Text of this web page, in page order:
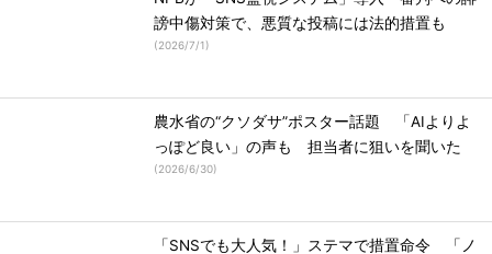
謗中傷対策で、悪質な投稿には法的措置も
(2026/7/1)
農水省の“クソダサ”ポスター話題 「AIよりよ
っぽど良い」の声も 担当者に狙いを聞いた
(2026/6/30)
「SNSでも大人気！」ステマで措置命令 「ノ